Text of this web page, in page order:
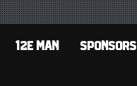
12E MAN SPONSORS